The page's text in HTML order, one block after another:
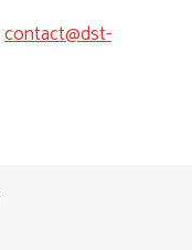
contact@dst-